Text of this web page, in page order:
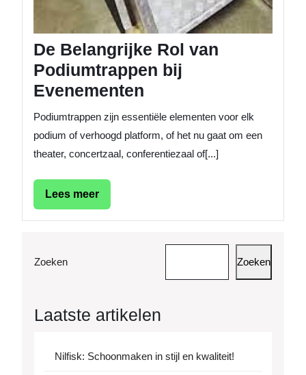
De Belangrijke Rol van
Podiumtrappen bij
Evenementen
Podiumtrappen zijn essentiële elementen voor elk
podium of verhoogd platform, of het nu gaat om een ​​
theater, concertzaal, conferentiezaal of[...]
Lees meerLees
meer
Zoeken Zoeken
Laatste artikelen
Nilfisk: Schoonmaken in stijl en kwaliteit!